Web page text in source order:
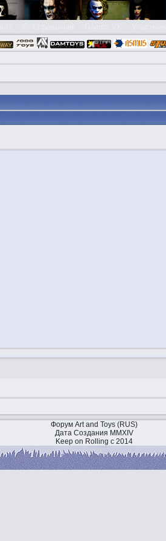
Форум Art and Toys (RUS)
Дата Создания MMXIV
Keep on Rolling с 2014